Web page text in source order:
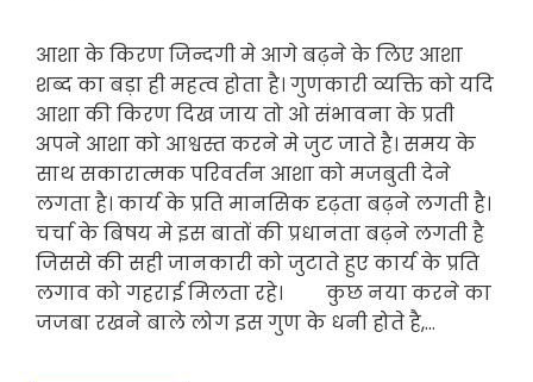
आशा के किरण जिन्दगी मे आगे बढ़ने के लिए आशा
शब्द का बड़ा ही महत्व होता है। गुणकारी व्यक्ति को यदि
आशा की किरण दिख जाय तो ओ संभावना के प्रती
अपने आशा को आश्वस्त करने मे जुट जाते है। समय के
साथ सकारात्मक परिवर्तन आशा को मजबुती देने
लगता है। कार्य के प्रति मानसिक दृढ़ता बढ़ने लगती है।
चर्चा के बिषय मे इस बातों की प्रधानता बढ़ने लगती है
जिससे की सही जानकारी को जुटाते हुए कार्य के प्रति
लगाव को गहराई मिलता रहे। कुछ नया करने का
जजबा रखने बाले लोग इस गुण के धनी होते है,…